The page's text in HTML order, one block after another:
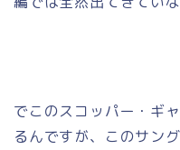
でこのスコッパー・ギ
るんですが、このサン